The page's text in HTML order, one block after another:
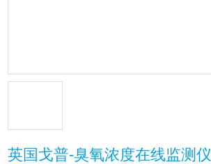
英国戈普-臭氧浓度在线监测仪